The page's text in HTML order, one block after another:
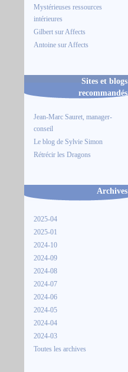
Mystérieuses ressources
intérieures
Gilbert surAffects
Antoine surAffects
Sites et blogs
recommandés
Jean-Marc Sauret, manager-
conseil
Le blog de Sylvie Simon
Rétrécir les Dragons
Archives
2025-04
2025-01
2024-10
2024-09
2024-08
2024-07
2024-06
2024-05
2024-04
2024-03
Toutes les archives